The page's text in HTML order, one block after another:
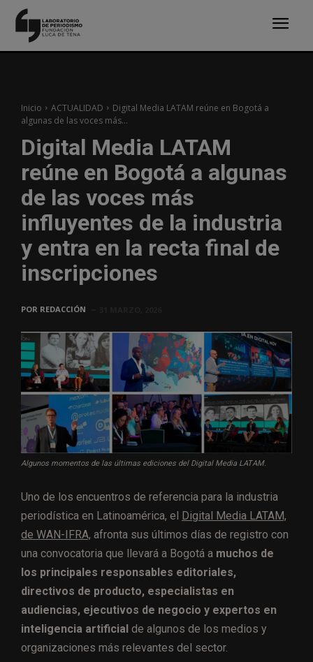
Inicio ACTUALIDAD
Digital Media LATAM reúne en Bogotá a
algunas de las voces más...
Digital Media LATAM
reúne en Bogotá a algunas
de las voces más
influyentes de la industria
y entra en la recta final de
inscripciones
POR REDACCIÓN
Algunos momentos de las últimas ediciones del Digital Media LATAM.
Uno de los encuentros de referencia para la industria
periodística en Latinoamérica, el Digital Media LATAM,
de WAN-IFRA, afronta sus últimos días de registro con
una convocatoria que llevará a Bogotá a muchos de
los principales responsables editoriales,
directivos de producto, especialistas en
audiencias, ejecutivos de negocio y expertos en
inteligencia artificial de algunos de los medios y
organizaciones más relevantes del sector.